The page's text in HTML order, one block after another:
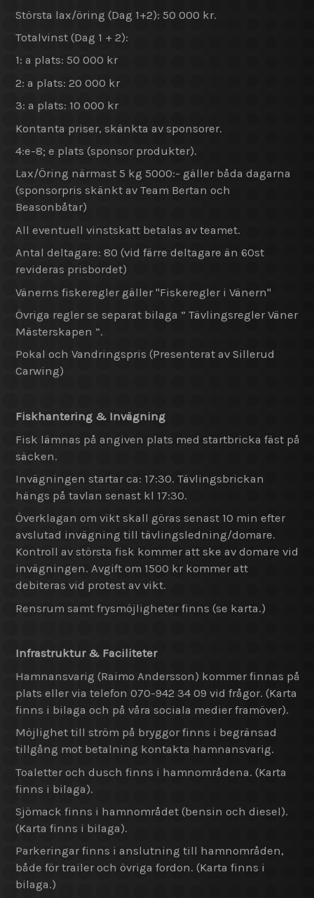
Största lax/öring (Dag 1+2): 50 000 kr.
Totalvinst (Dag 1 + 2):
1: a plats: 50 000 kr
2: a plats: 20 000 kr
3: a plats: 10 000 kr
Kontanta priser, skänkta av sponsorer.
4:e-8; e plats (sponsor produkter).
Lax/Öring närmast 5 kg 5000:- gäller båda dagarna
(sponsorpris skänkt av Team Bertan och
Beasonbåtar)
All eventuell vinstskatt betalas av teamet.
Antal deltagare: 80 (vid färre deltagare än 60st
revideras prisbordet)
Vänerns fiskeregler gäller "Fiskeregler i Vänern"
Övriga regler se separat bilaga ” Tävlingsregler Väner
Mästerskapen ”.
Pokal och Vandringspris (Presenterat av Sillerud
Carwing)
Fiskhantering & Invägning
Fisk lämnas på angiven plats med startbricka fäst på
säcken.
Invägningen startar ca: 17:30. Tävlingsbrickan
hängs på tavlan senast kl 17:30.
Överklagan om vikt skall göras senast 10 min efter
avslutad invägning till tävlingsledning/domare.
Kontroll av största fisk kommer att ske av domare vid
invägningen. Avgift om 1500 kr kommer att
debiteras vid protest av vikt.
Rensrum samt frysmöjligheter finns (se karta.)
Infrastruktur & Faciliteter
Hamnansvarig (Raimo Andersson) kommer finnas på
plats eller via telefon 070-942 34 09 vid frågor. (Karta
finns i bilaga och på våra sociala medier framöver).
Möjlighet till ström på bryggor finns i begränsad
tillgång mot betalning kontakta hamnansvarig.
Toaletter och dusch finns i hamnområdena. (Karta
finns i bilaga).
Sjömack finns i hamnområdet (bensin och diesel).
(Karta finns i bilaga).
Parkeringar finns i anslutning till hamnområden,
både för trailer och övriga fordon. (Karta finns i
bilaga.)